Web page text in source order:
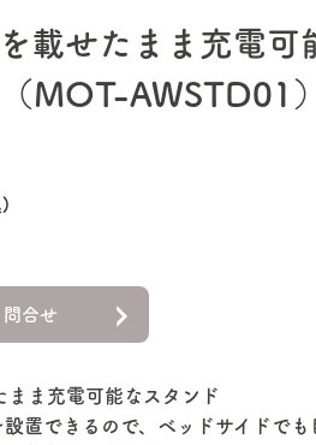
終了いたしま
載せたまま充電可
MOT-AWSTD01）
合せ
ま充電可能なスタンド
置できるので、ベッドサイドで